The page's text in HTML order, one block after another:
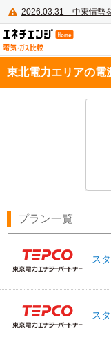
2026.03.31
電
東北電力エリアの電
プラン一覧
東京電力エナジー
パートナー
ス
東京電力エナジー
パートナー
ス